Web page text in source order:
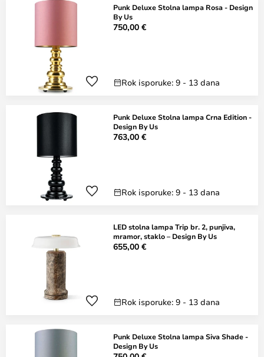
Punk Deluxe Stolna lampa Rosa - Design
By Us
750,00 €
Rok isporuke: 9 - 13 dana
Punk Deluxe Stolna lampa Crna Edition -
Design By Us
763,00 €
Rok isporuke: 9 - 13 dana
LED stolna lampa Trip br. 2, punjiva,
mramor, staklo – Design By Us
655,00 €
Rok isporuke: 9 - 13 dana
Punk Deluxe Stolna lampa Siva Shade -
Design By Us